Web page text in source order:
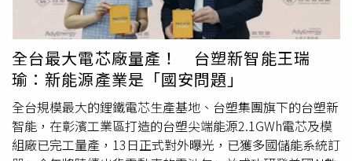
府大力推動的MIT電動車成果(包含電動巴士及去年底才完成
的電動物流車示範運行計畫等)得以藉由本展會讓國人看到
政府近年來推動的績效及未來商業應用，提昇台灣車主對於
使用MIT產品的信心。在國際品牌部份，則由德國旗艦品牌
MAN擔綱主秀之一，該品牌不僅在耐用度及穩定度上長期受
到歐洲市場的高度肯定，近年在淨零轉型新能源車款上更是
處於領先地位，與本屆展會的主軸契合。除了展示車輛更多
新能源車款參與。開幕論壇由台中市交通局陳文政專委與目
全台最大電芯廠量產！ 台塑新智能王瑞
瑜：新能源產業是「國安問題」
全台規模最大的鋰鐵電芯生產基地、台塑集團旗下的台塑新
智能，在彰濱工業區打造的台塑尖端能源2.1GWh電芯及模
組廠已完工量產，13日正式對外曝光，已獲多國儲能系統訂